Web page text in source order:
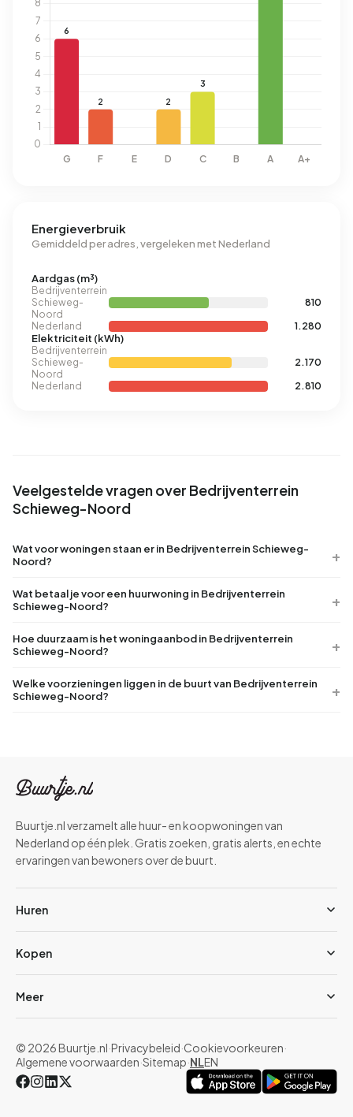
Energieverbruik
Gemiddeld per adres, vergeleken met Nederland
Aardgas (m³)
Bedrijventerrein
Schieweg-
Noord
810
Nederland
1.280
Elektriciteit (kWh)
Bedrijventerrein
Schieweg-
Noord
2.170
Nederland
2.810
Veelgestelde vragen over Bedrijventerrein
Schieweg-Noord
Wat voor woningen staan er in Bedrijventerrein Schieweg-
Noord?
Wat betaal je voor een huurwoning in Bedrijventerrein
Schieweg-Noord?
Hoe duurzaam is het woningaanbod in Bedrijventerrein
Schieweg-Noord?
Welke voorzieningen liggen in de buurt van Bedrijventerrein
Schieweg-Noord?
Buurtje.nl verzamelt alle huur- en koopwoningen van
Nederland op één plek. Gratis zoeken, gratis alerts, en echte
ervaringen van bewoners over de buurt.
Huren
Kopen
Meer
© 2026 Buurtje.nl·Privacybeleid·Cookievoorkeuren·
Algemene voorwaarden·Sitemap·NLEN